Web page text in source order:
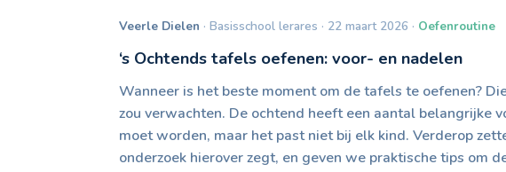
Veerle Dielen · Basisschool lerares · 22 maart 2026 · Oefenroutine
‘s Ochtends tafels oefenen: voor- en nadelen
Wanneer is het beste moment om de tafels te oefenen?
zou verwachten. De ochtend heeft een aantal belangrijke
moet worden, maar het past niet bij elk kind. Verderop
onderzoek hierover zegt, en geven we praktische tips om